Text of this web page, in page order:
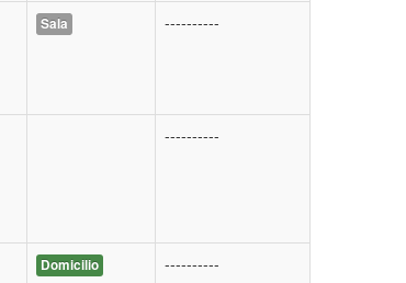
Sala ----------
----------
Domicilio ----------